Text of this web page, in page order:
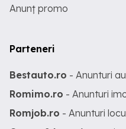
Anunț promo
Parteneri
Bestauto.ro - Anunturi
Romimo.ro - Anunturi
Romjob.ro - Anunturi